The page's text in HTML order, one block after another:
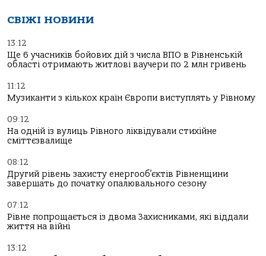
СВІЖІ НОВИНИ
13:12
Ще 6 учасників бойових дій з числа ВПО в Рівненській
області отримають житлові ваучери по 2 млн гривень
11:12
Музиканти з кількох країн Європи виступлять у Рівному
09:12
На одній із вулиць Рівного ліквідували стихійне
сміттєзвалище
08:12
Другий рівень захисту енергооб’єктів Рівненщини
завершать до початку опалювального сезону
07:12
Рівне попрощається із двома Захисниками, які віддали
життя на війні
13:12